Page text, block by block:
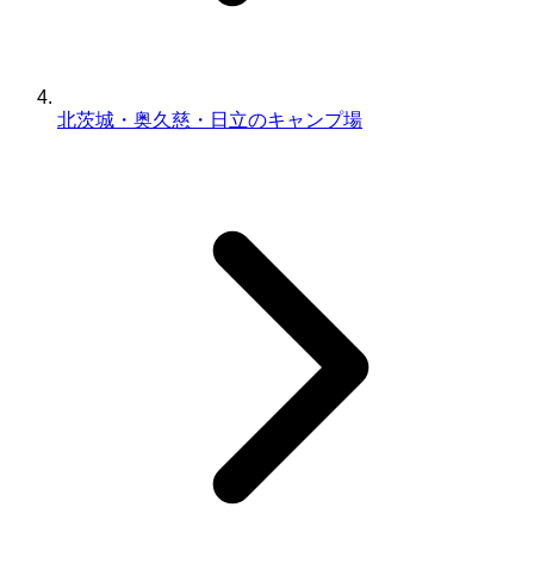
北茨城・奥久慈・日立のキャンプ場